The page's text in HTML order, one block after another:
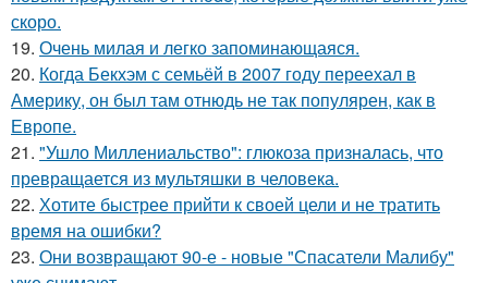
скоро.
19. Очень милая и легко запоминающаяся.
20. Когда Бекхэм с семьёй в 2007 году переехал в
Америку, он был там отнюдь не так популярен, как в
Европе.
21. "Ушло Миллениальство": глюкоза призналась, что
превращается из мультяшки в человека.
22. Хотите быстрее прийти к своей цели и не тратить
время на ошибки?
23. Они возвращают 90-е - новые "Спасатели Малибу"